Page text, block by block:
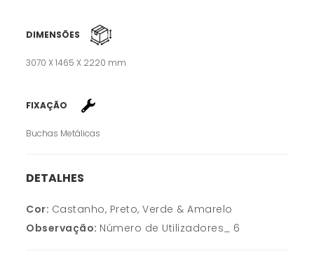
DIMENSÕES
3070 X 1465 X 2220 mm
FIXAÇÃO
Buchas Metálicas
DETALHES
Cor: Castanho, Preto, Verde & Amarelo
Observação: Número de Utilizadores_ 6